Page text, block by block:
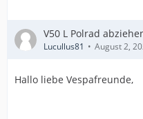
V50 L Polrad
Lucullus81 August 2,
Hallo liebe Vespafreunde,